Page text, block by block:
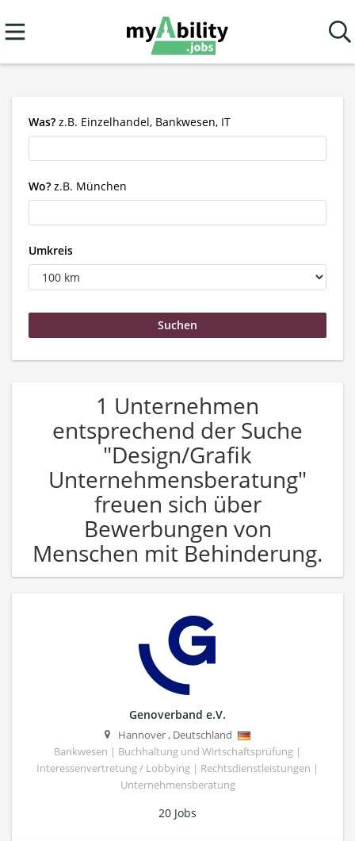
Was? z.B. Einzelhandel, Bankwesen, IT
Wo? z.B. München
Umkreis
1 Unternehmen
entsprechend der Suche
"Design/Grafik
Unternehmensberatung"
freuen sich über
Bewerbungen von
Menschen mit Behinderung.
Genoverband e.V.
Hannover, Deutschland
Bankwesen | Buchhaltung und Wirtschaftsprüfung |
Interessenvertretung / Lobbying | Rechtsdienstleistungen |
Unternehmensberatung
20 Jobs